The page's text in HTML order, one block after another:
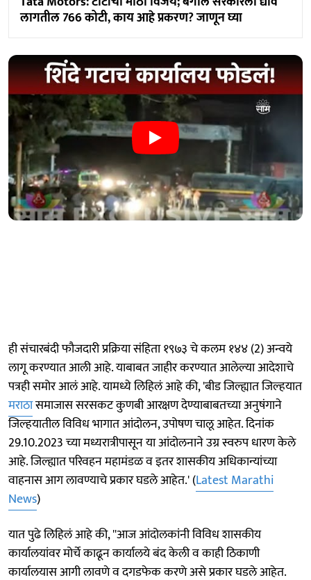
लागतील 766 कोटी, काय आहे प्रकरण? जाणून घ्या
ही संचारबंदी फौजदारी प्रक्रिया संहिता १९७३ चे कलम १४४ (2) अन्वये
लागू करण्यात आली आहे. याबाबत जाहीर करण्यात आलेल्या आदेशाचे
पत्रही समोर आलं आहे. यामध्ये लिहिलं आहे की, 'बीड जिल्ह्यात जिल्हयात
मराठासमाजास सरसकट कुणबी आरक्षण देण्याबाबतच्या अनुषंगाने
जिल्हयातील विविध भागात आंदोलन, उपोषण चालू आहेत. दिनांक
29.10.2023 च्या मध्यरात्रीपासून या आंदोलनाने उग्र स्वरुप धारण केले
आहे. जिल्ह्यात परिवहन महामंडळ व इतर शासकीय अधिकान्यांच्या
वाहनास आग लावण्याचे प्रकार घडले आहेत.' (Latest Marathi
News)
यात पुढे लिहिलं आहे की, ''आज आंदोलकांनी विविध शासकीय
कार्यालयांवर मोर्चे काढून कार्यालये बंद केली व काही ठिकाणी
कार्यालयास आगी लावणे व दगडफेक करणे असे प्रकार घडले आहेत.